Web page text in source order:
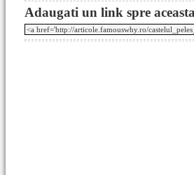
Adaugati un link spre